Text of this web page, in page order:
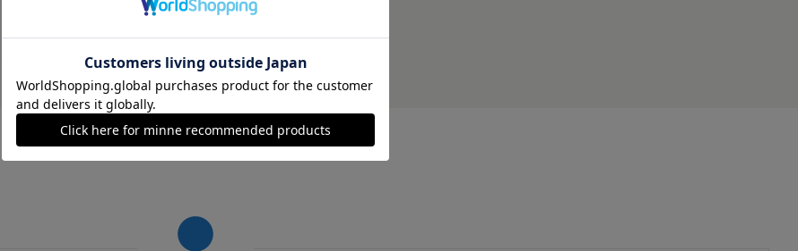
プライバシーポリシー 会社概要 採用情報 メディアキット
©GMO Pepabo, Inc. All rights reserved.